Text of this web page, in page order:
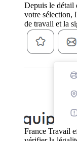
Depuis le détail
votre sélection,
de travail et la
France Travail